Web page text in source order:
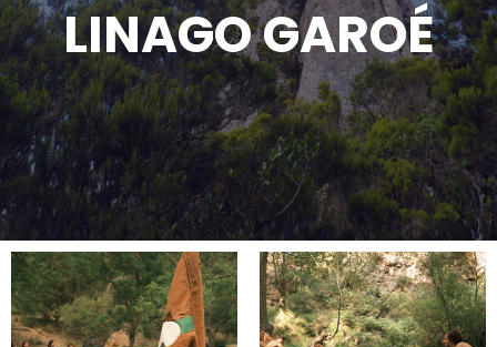
LINAGO GAROÉ